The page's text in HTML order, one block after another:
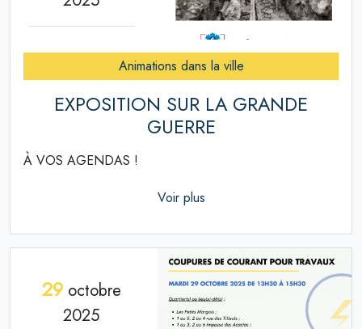
Animations dans la ville
EXPOSITION SUR LA GRANDE
GUERRE
À VOS AGENDAS !
Voir plus
29octobre
2025